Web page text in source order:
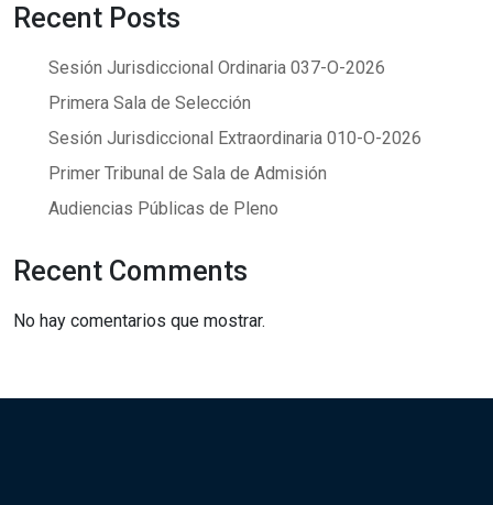
Recent Posts
Sesión Jurisdiccional Ordinaria 037-O-2026
Primera Sala de Selección
Sesión Jurisdiccional Extraordinaria 010-O-2026
Primer Tribunal de Sala de Admisión
Audiencias Públicas de Pleno
Recent Comments
No hay comentarios que mostrar.